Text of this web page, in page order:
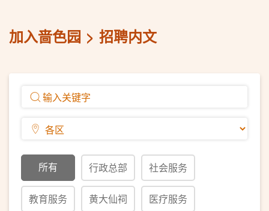
加入啬色园 招聘内文
所有 行政总部 社会服务
教育服务 黄大仙祠 医疗服务